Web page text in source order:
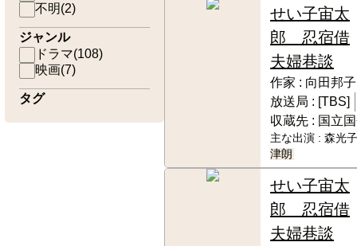
不明(2)
ジャンル
ドラマ(108)
映画(7)
タグ
せい子宙太
郎 忍宿借
夫婦巷談
作家 : 向田邦子
放送局 : [TBS]
収蔵先 : 国立
主な出演 : 森光
津朗
せい子宙太
郎 忍宿借
夫婦巷談